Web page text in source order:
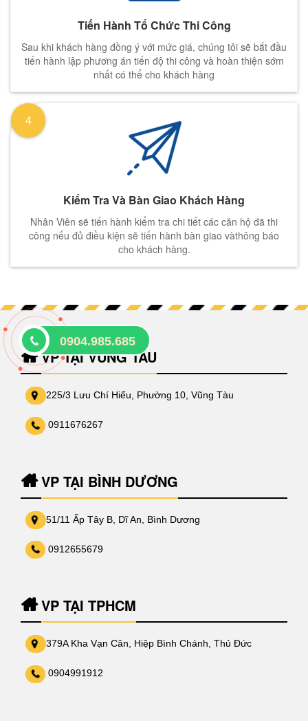
Tiến Hành Tổ Chức Thi Công
Sau khi khách hàng đồng ý với mức giá, chúng tôi sẽ bắt đầu
tiến hành lập phương án tiến độ thi công và hoàn thiện sớm
nhất có thể cho khách hàng
Kiểm Tra Và Bàn Giao Khách Hàng
Nhân Viên sẽ tiến hành kiểm tra chi tiết các căn hộ đã thi
công nếu đủ điều kiện sẽ tiến hành bàn giao vàthông báo
cho khách hàng.
4
VP TẠI VŨNG TÀU
225/3 Lưu Chí Hiếu, Phường 10, Vũng Tàu
0911676267
VP TẠI BÌNH DƯƠNG
51/11 Ấp Tây B, Dĩ An, Bình Dương
0912655679
VP TẠI TPHCM
379A Kha Vạn Cân, Hiệp Bình Chánh, Thủ Đức
0904991912
0904.985.685